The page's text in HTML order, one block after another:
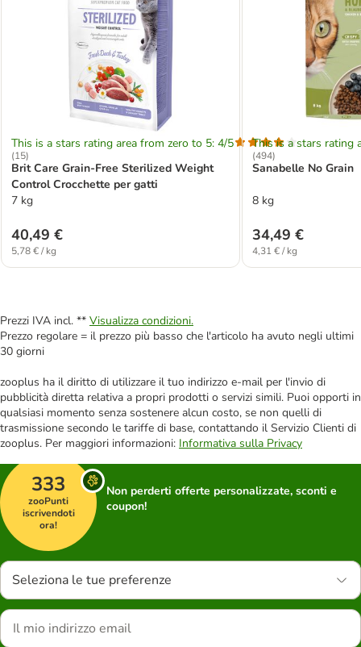
This is a stars rating area from zero to 5: 4/5
(15)
Brit Care Grain-Free Sterilized Weight
Control Crocchette per gatti
7 kg
40,49 €
5,78 € / kg
This is a stars rating
(494)
Sanabelle No Grain
8 kg
34,49 €
4,31 € / kg
Prezzi IVA incl. ** Visualizza condizioni.
Prezzo regolare = il prezzo più basso che l'articolo ha avuto negli ultimi
30 giorni
zooplus ha il diritto di utilizzare il tuo indirizzo e-mail per l'invio di
pubblicità diretta relativa a propri prodotti o servizi simili. Puoi opporti in
qualsiasi momento senza sostenere alcun costo, se non quelli di
trasmissione secondo le tariffe di base, contattando il Servizio Clienti di
zooplus. Per maggiori informazioni: Informativa sulla Privacy
333
zooPunti
iscrivendoti
ora!
Non perderti offerte personalizzate, sconti e
coupon!
Seleziona le tue preferenze